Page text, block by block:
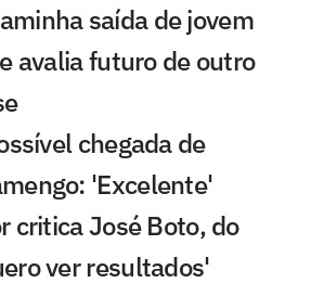
saída de jovem
avalia futuro de outro
chegada de
'Excelente'
critica José Boto, do
ver resultados'